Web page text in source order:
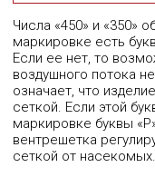
Числа «450» и «350»
маркировке есть
Если ее нет, то
воздушного потока
означает, что
сеткой. Если этой
маркировке буквы
вентрешетка
сеткой от насекомых.